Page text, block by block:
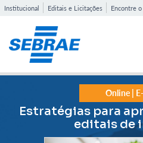
Institucional Editais e Licitações Encontre o
Online |
Estratégias para
editais de